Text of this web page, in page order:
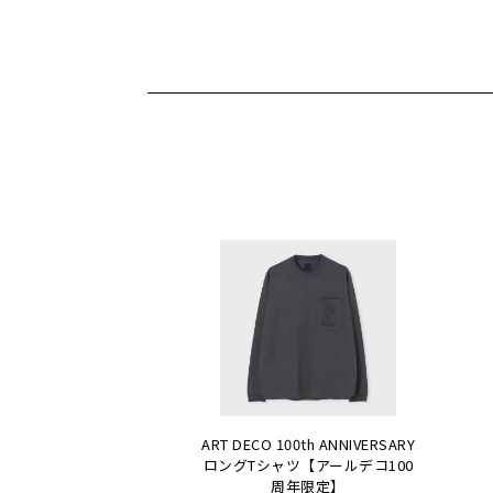
ART DECO 100th ANNIVERSARY
ロングTシャツ【アールデコ100
周年限定】